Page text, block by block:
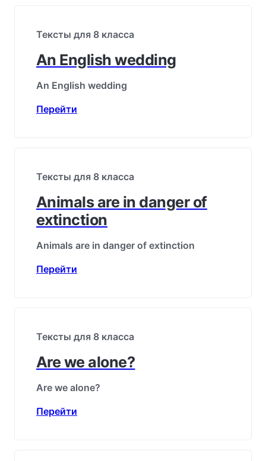
Тексты для 8 класса
An English wedding
An English wedding
Перейти
Тексты для 8 класса
Animals are in danger of
extinction
Animals are in danger of extinction
Перейти
Тексты для 8 класса
Are we alone?
Are we alone?
Перейти